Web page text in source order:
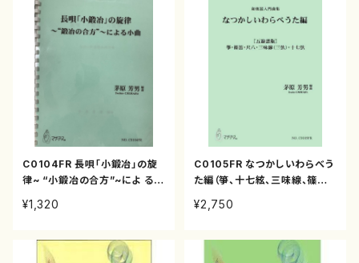
C0104FR 長唄「小鍛冶」の旋
律~ “小鍛冶の合方”~によ る小
男/楽譜）
¥1,320
C0105FR なつかしいわらべう
た編（箏、十七絃、三味線、篠笛、
¥2,750